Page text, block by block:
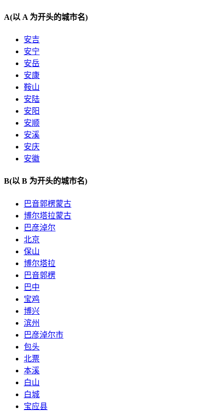
A(以 A 为开头的城市名)
安吉
安宁
安岳
安康
鞍山
安陆
安阳
安顺
安溪
安庆
安徽
B(以 B 为开头的城市名)
巴音郭楞蒙古
博尔塔拉蒙古
巴彦淖尔
北京
保山
博尔塔拉
巴音郭楞
巴中
宝鸡
博兴
滨州
巴彦淖尔市
包头
北票
本溪
白山
白城
宝应县